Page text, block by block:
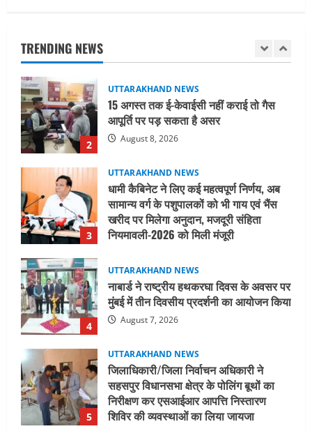
TRENDING NEWS
2
आपूर्ति पर पड़ सकता है असर
August 8, 2026
3
UTTARAKHAND NEWS
सामान्य वर्ग के पशुपालकों को भी गाय एवं भैंस
खरीद पर मिलेगा अनुदान, मजदूरी संहिता
नियमावली-2026 को मिली मंजूरी
August 7, 2026
4
UTTARAKHAND NEWS
मुंबई में तीन दिवसीय प्रदर्शनी का आयोजन किया
August 7, 2026
5
UTTARAKHAND NEWS
सहसपुर विधानसभा क्षेत्र के पोलिंग बूथों का
निरीक्षण कर एसआईआर आपत्ति निस्तारण
शिविर की व्यवस्थाओं का लिया जायजा
August 6, 2026
UTTARAKHAND NEWS